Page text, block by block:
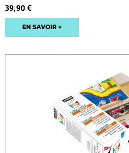
39,90 €
EN SAVOIR +